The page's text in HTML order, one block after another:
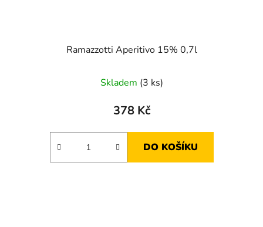
Ramazzotti Aperitivo 15% 0,7l
Skladem (3 ks)
378 Kč
DO KOŠÍKU